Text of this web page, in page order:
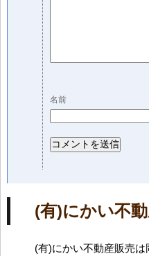
名前
(有)にかい不
(有)にかい不動産販売